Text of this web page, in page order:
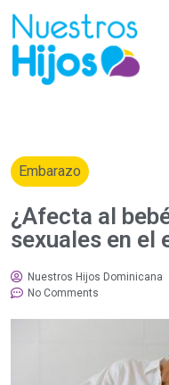
Embarazo
¿Afecta al
sexuales en el
Nuestros Hijos Dominicana
No Comments